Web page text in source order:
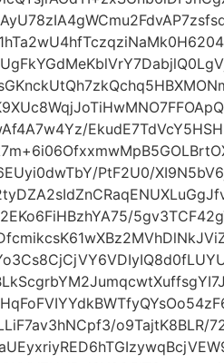
PtF2U0/
o9TajtK8BLR/